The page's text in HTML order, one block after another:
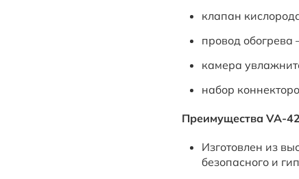
клапан
провод обогрева
камера
набор
Преимущества VA-
Изготовлен из
безопасного и